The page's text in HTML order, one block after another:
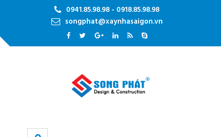
0941.85.98.98 - 0918.85.98.98
songphat@xaynhasaigon.vn